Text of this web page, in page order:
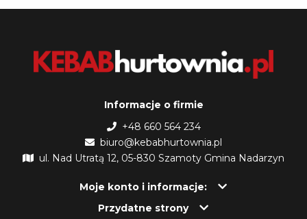
Informacje o firmie
+48 660 564 234
biuro@kebabhurtownia.pl
ul. Nad Utratą 12, 05-830 Szamoty Gmina Nadarzyn
Moje konto i informacje:
Przydatne strony